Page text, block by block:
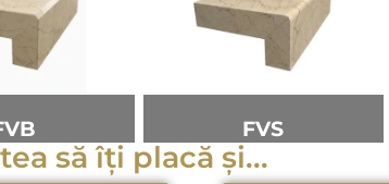
FVS
să îți placă și...